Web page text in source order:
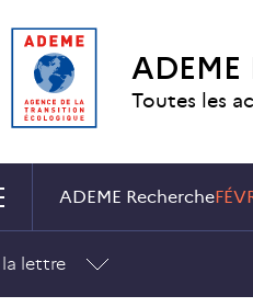
ADEME
Toutes les
ADEME Recherche
la lettre